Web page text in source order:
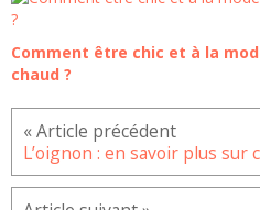
Comment être chic et à la
chaud ?
L’oignon : en savoir plus sur